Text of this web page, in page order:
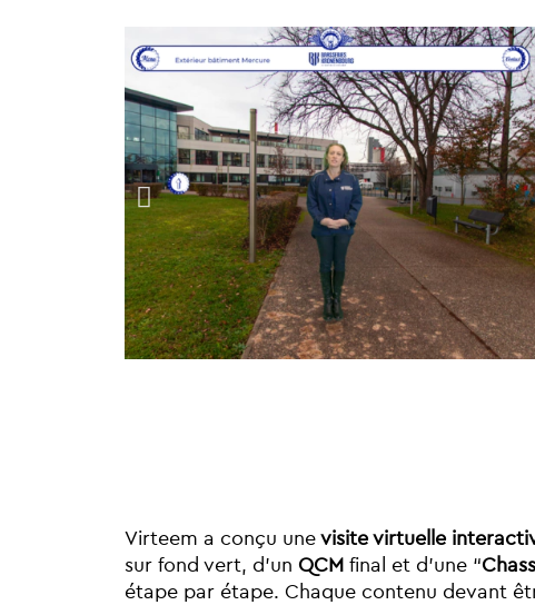
Virteem a conçu unevisite virtuelle
sur fond vert, d’un QCM final et d’une “
étape par étape. Chaque contenu devant